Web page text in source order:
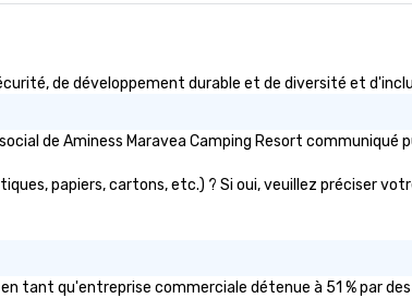
de développement durable et de diversité et
de Aminess Maravea Camping Resort communiqué
papiers, cartons, etc.) ? Si oui, veuillez préciser
tant qu'entreprise commerciale détenue à 51 % par des